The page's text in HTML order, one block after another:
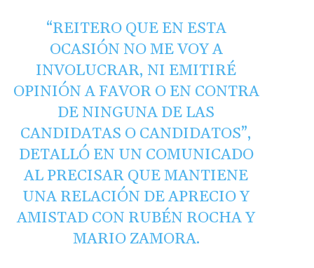
“REITERO QUE EN ESTA
OCASIÓN NO ME VOY A
INVOLUCRAR, NI EMITIRÉ
OPINIÓN A FAVOR O EN CONTRA
DE NINGUNA DE LAS
CANDIDATAS O CANDIDATOS”,
DETALLÓ EN UN COMUNICADO
AL PRECISAR QUE MANTIENE
UNA RELACIÓN DE APRECIO Y
AMISTAD CON RUBÉN ROCHA Y
MARIO ZAMORA.